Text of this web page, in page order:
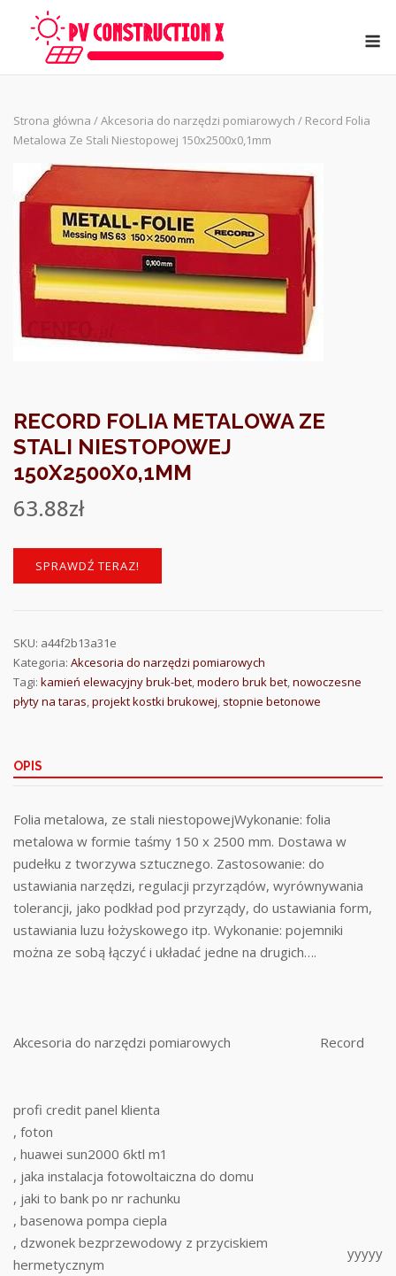
Strona główna /Akcesoria do narzędzi pomiarowych / Record Folia
Metalowa Ze Stali Niestopowej 150x2500x0,1mm
RECORD FOLIA METALOWA ZE
STALI NIESTOPOWEJ
150X2500X0,1MM
63.88zł
SPRAWDŹ TERAZ!
SKU: a44f2b13a31e
Kategoria: Akcesoria do narzędzi pomiarowych
Tagi: kamień elewacyjny bruk-bet,modero bruk bet,nowoczesne
płyty na taras,projekt kostki brukowej, stopnie betonowe
OPIS
Folia metalowa, ze stali niestopowejWykonanie: folia
metalowa w formie taśmy 150 x 2500 mm. Dostawa w
pudełku z tworzywa sztucznego. Zastosowanie: do
ustawiania narzędzi, regulacji przyrządów, wyrównywania
tolerancji, jako podkład pod przyrządy, do ustawiania form,
ustawiania luzu łożyskowego itp. Wykonanie: pojemniki
można ze sobą łączyć i układać jedne na drugich….
Akcesoria do narzędzi pomiarowych Record
profi credit panel klienta
, foton
, huawei sun2000 6ktl m1
, jaka instalacja fotowoltaiczna do domu
, jaki to bank po nr rachunku
, basenowa pompa ciepla
, dzwonek bezprzewodowy z przyciskiem
hermetycznym
yyyyy